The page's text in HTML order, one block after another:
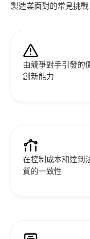
製造業面對的常見挑戰
由競爭對手引發的
創新能力
在控制成本和達到
質的一致性